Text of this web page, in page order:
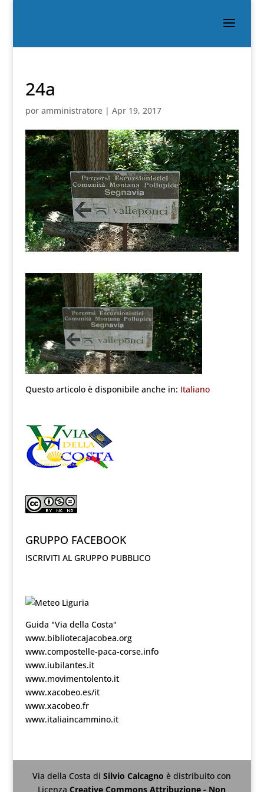
24a
por amministratore| Apr 19, 2017
Questo articolo è disponibile anche in: Italiano
GRUPPO FACEBOOK
ISCRIVITI AL GRUPPO PUBBLICO
Guida "Via della Costa"
www.bibliotecajacobea.org
www.compostelle-paca-corse.info
www.iubilantes.it
www.movimentolento.it
www.xacobeo.es/it
www.xacobeo.fr
www.italiaincammino.it
Via della Costa diSilvio Calcagnoè distribuito con
LicenzaCreative Commons Attribuzione - Non